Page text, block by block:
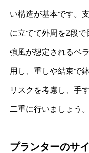
い構造が基本です。
に立てて外周を2段で
強風が想定されるベ
用し、重しや結束で
リスクを考慮し、手
二重に行いましょう。
プランターのサ